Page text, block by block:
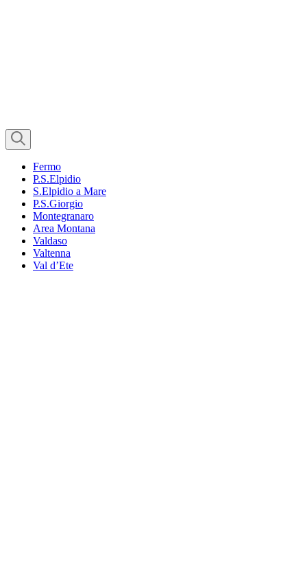
Fermo
P.S.Elpidio
S.Elpidio a Mare
P.S.Giorgio
Montegranaro
Area Montana
Valdaso
Valtenna
Val d’Ete